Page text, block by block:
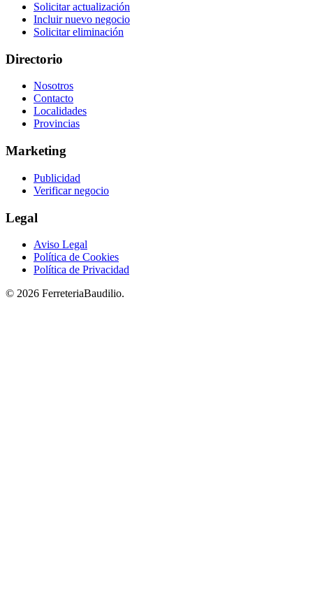
Solicitar actualización
Incluir nuevo negocio
Solicitar eliminación
Directorio
Nosotros
Contacto
Localidades
Provincias
Marketing
Publicidad
Verificar negocio
Legal
Aviso Legal
Política de Cookies
Política de Privacidad
© 2026 FerreteriaBaudilio.